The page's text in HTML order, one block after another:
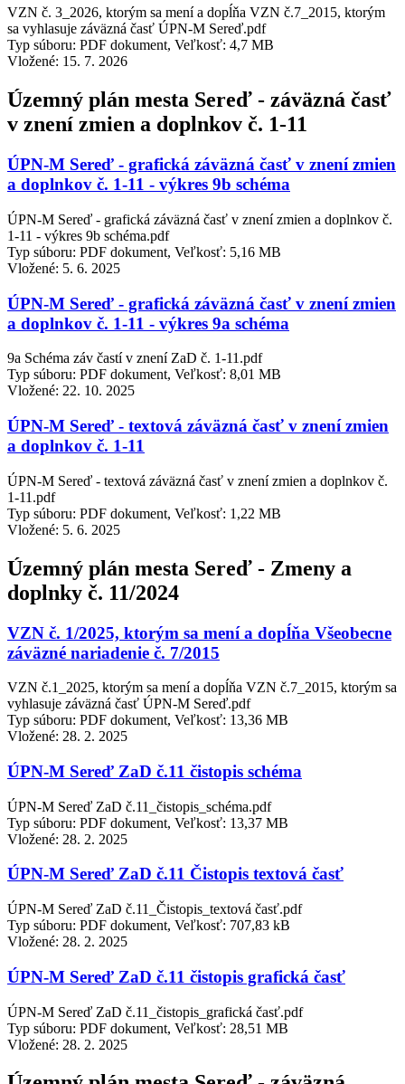
VZN č. 3_2026, ktorým sa mení a dopĺňa VZN č.7_2015, ktorým
sa vyhlasuje záväzná časť ÚPN-M Sereď.pdf
Typ súboru: PDF dokument, Veľkosť: 4,7 MB
Vložené: 15. 7. 2026
Územný plán mesta Sereď - záväzná časť
v znení zmien a doplnkov č. 1-11
ÚPN-M Sereď - grafická záväzná časť v znení zmien
a doplnkov č. 1-11 - výkres 9b schéma
ÚPN-M Sereď - grafická záväzná časť v znení zmien a doplnkov č.
1-11 - výkres 9b schéma.pdf
Typ súboru: PDF dokument, Veľkosť: 5,16 MB
Vložené: 5. 6. 2025
ÚPN-M Sereď - grafická záväzná časť v znení zmien
a doplnkov č. 1-11 - výkres 9a schéma
9a Schéma záv častí v znení ZaD č. 1-11.pdf
Typ súboru: PDF dokument, Veľkosť: 8,01 MB
Vložené: 22. 10. 2025
ÚPN-M Sereď - textová záväzná časť v znení zmien
a doplnkov č. 1-11
ÚPN-M Sereď - textová záväzná časť v znení zmien a doplnkov č.
1-11.pdf
Typ súboru: PDF dokument, Veľkosť: 1,22 MB
Vložené: 5. 6. 2025
Územný plán mesta Sereď - Zmeny a
doplnky č. 11/2024
VZN č. 1/2025, ktorým sa mení a dopĺňa Všeobecne
záväzné nariadenie č. 7/2015
VZN č.1_2025, ktorým sa mení a dopĺňa VZN č.7_2015, ktorým sa
vyhlasuje záväzná časť ÚPN-M Sereď.pdf
Typ súboru: PDF dokument, Veľkosť: 13,36 MB
Vložené: 28. 2. 2025
ÚPN-M Sereď ZaD č.11 čistopis schéma
ÚPN-M Sereď ZaD č.11_čistopis_schéma.pdf
Typ súboru: PDF dokument, Veľkosť: 13,37 MB
Vložené: 28. 2. 2025
ÚPN-M Sereď ZaD č.11 Čistopis textová časť
ÚPN-M Sereď ZaD č.11_Čistopis_textová časť.pdf
Typ súboru: PDF dokument, Veľkosť: 707,83 kB
Vložené: 28. 2. 2025
ÚPN-M Sereď ZaD č.11 čistopis grafická časť
ÚPN-M Sereď ZaD č.11_čistopis_grafická časť.pdf
Typ súboru: PDF dokument, Veľkosť: 28,51 MB
Vložené: 28. 2. 2025